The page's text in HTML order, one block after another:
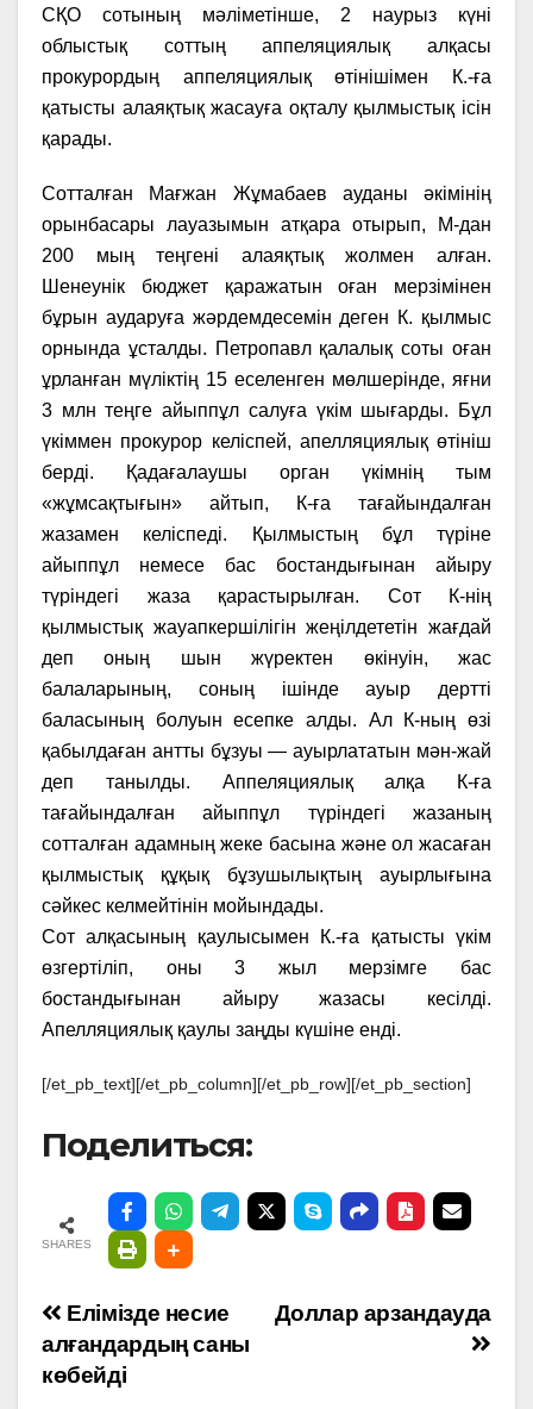
СҚО сотының мәліметінше, 2 наурыз күні
облыстық соттың аппеляциялық алқасы
прокурордың аппеляциялық өтінішімен К.-ға
қатысты алаяқтық жасауға оқталу қылмыстық ісін
қарады.
Сотталған Мағжан Жұмабаев ауданы әкімінің
орынбасары лауазымын атқара отырып, М-дан
200 мың теңгені алаяқтық жолмен алған.
Шенеунік бюджет қаражатын оған мерзімінен
бұрын аударуға жәрдемдесемін деген К. қылмыс
орнында ұсталды. Петропавл қалалық соты оған
ұрланған мүліктің 15 еселенген мөлшерінде, яғни
3 млн теңге айыппұл салуға үкім шығарды. Бұл
үкіммен прокурор келіспей, апелляциялық өтініш
берді. Қадағалаушы орган үкімнің тым
«жұмсақтығын» айтып, К-ға тағайындалған
жазамен келіспеді. Қылмыстың бұл түріне
айыппұл немесе бас бостандығынан айыру
түріндегі жаза қарастырылған. Сот К-нің
қылмыстық жауапкершілігін жеңілдететін жағдай
деп оның шын жүректен өкінуін, жас
балаларының, соның ішінде ауыр дертті
баласының болуын есепке алды. Ал К-ның өзі
қабылдаған антты бұзуы — ауырлататын мән-жай
деп танылды. Аппеляциялық алқа К-ға
тағайындалған айыппұл түріндегі жазаның
сотталған адамның жеке басына және ол жасаған
қылмыстық құқық бұзушылықтың ауырлығына
сәйкес келмейтінін мойындады.
Сот алқасының қаулысымен К.-ға қатысты үкім
өзгертіліп, оны 3 жыл мерзімге бас
бостандығынан айыру жазасы кесілді.
Апелляциялық қаулы заңды күшіне енді.
[/et_pb_text][/et_pb_column][/et_pb_row][/et_pb_section]
Поделиться:
SHARES
Навигация
по
Доллар арзандауда
Елімізде несие
алғандардың саны
көбейді